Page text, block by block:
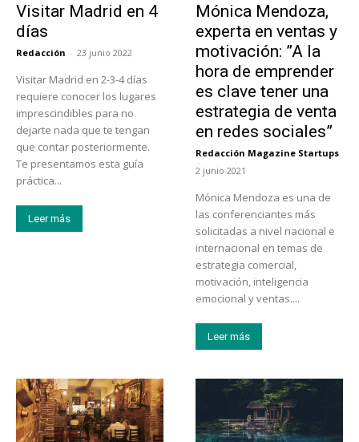
Visitar Madrid en 4
días
Redacción - 23 junio 2022
Visitar Madrid en 2-3-4 días
requiere conocer los lugares
imprescindibles para no
dejarte nada que te tengan
que contar posteriormente.
Te presentamos esta guía
práctica...
Leer más
Mónica Mendoza,
experta en ventas y
motivación: ”A la
hora de emprender
es clave tener una
estrategia de venta
en redes sociales”
Redacción Magazine Startups
-
2 junio 2021
Mónica Mendoza es una de
las conferenciantes más
solicitadas a nivel nacional e
internacional en temas de
estrategia comercial,
motivación, inteligencia
emocional y ventas....
Leer más